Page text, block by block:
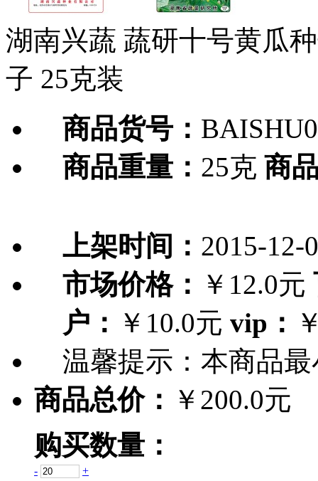
湖南兴蔬 蔬研十号黄瓜
子 25克装
商品货号：
商品重量： 25克 商
上架时间： 2015-12-
市场价格： ￥12.0元
户： ￥10.0元 vip：
温馨提示： 本商品
商品总价： ￥200.0元
购买数量：
- +